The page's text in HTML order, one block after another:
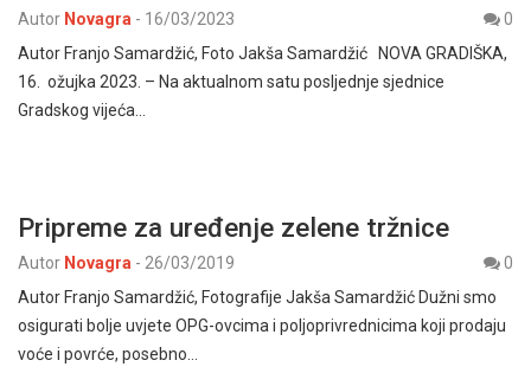
Autor Novagra - 16/03/2023
0
Autor Franjo Samardžić, Foto Jakša Samardžić NOVA GRADIŠKA,
16. ožujka 2023. – Na aktualnom satu posljednje sjednice
Gradskog vijeća…
Pripreme za uređenje zelene tržnice
Autor Novagra - 26/03/2019
0
Autor Franjo Samardžić, Fotografije Jakša Samardžić Dužni smo
osigurati bolje uvjete OPG-ovcima i poljoprivrednicima koji prodaju
voće i povrće, posebno…